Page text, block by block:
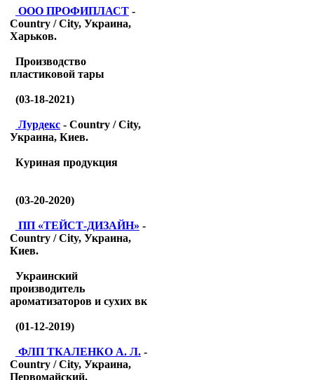
ООО ПРОФИПЛАСТ -
Country / City, Украина,
Харьков.
Производство
пластиковой тары
(03-18-2021)
Лурдекс - Country / City,
Украина, Киев.
Куриная продукция
(03-20-2020)
ПП «ТЕЙСТ-ДИЗАЙН» -
Country / City, Украина,
Киев.
Украинский
производитель
ароматизаторов и сухих вк
(01-12-2019)
ФЛП ТКАЛЕНКО А. Л. -
Country / City, Украина,
Первомайский.